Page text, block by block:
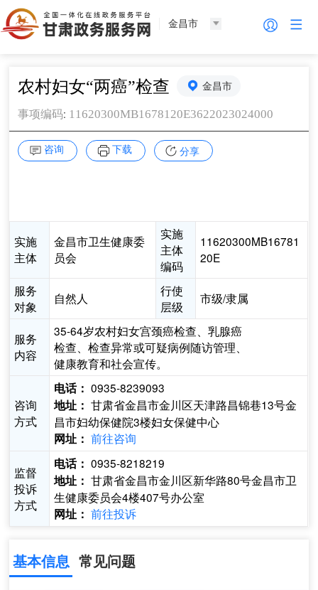
金昌市
农村妇女“两癌”检查 金昌市
事项编码: 11620300MB1678120E3622023024000
咨询 下载 分享
实施
主体
金昌市卫生健康委
员会
实施
主体
编码
11620300MB16781
20E
服务
对象
自然人
行使
层级
市级/隶属
服务
内容
35-64岁农村妇女宫颈癌检查、乳腺癌
检查、检查异常或可疑病例随访管理、
健康教育和社会宣传。
咨询
方式
电话： 0935-8239093
地址： 甘肃省金昌市金川区天津路昌锦巷13号金
昌市妇幼保健院3楼妇女保健中心
网址： 前往咨询
监督
投诉
方式
电话： 0935-8218219
地址： 甘肃省金昌市金川区新华路80号金昌市卫
生健康委员会4楼407号办公室
网址： 前往投诉
基本信息 常见问题